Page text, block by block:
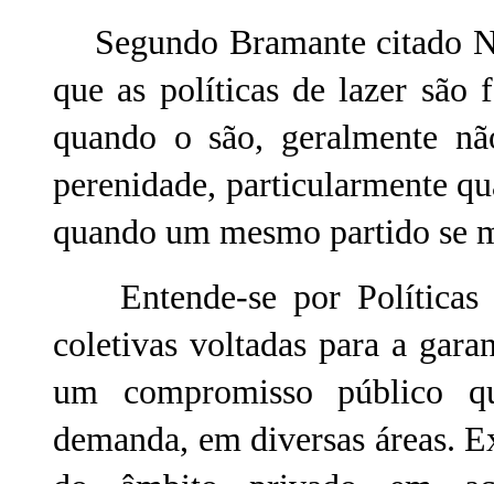
Segundo Bramante citado
que as políticas de lazer são
quando o são, geralmente
perenidade, particularmente
quando um mesmo partido se
Entende-se por Políticas
coletivas voltadas para a
um compromisso público
demanda, em diversas áreas.